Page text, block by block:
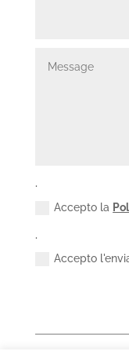
.
Accepto la
.
Accepto